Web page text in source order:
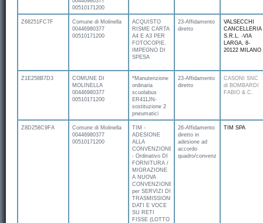
00510171200
Z68251FC7F
Comune di Molinella
00446980377
00510171200
ACQUISTO
RISME CARTA
A4 E A3 PER
FOTOCOPIE.
IMPEGNO DI
SPESA
23-Affidamento
diretto
VALSECCHI
CANCELLERIA
S.R.L. -VIA
LARGA, 8-
20122 MILANO
Z1E258B7D3
COMUNE DI
MOLINELLA
00446980377
00510171200
*Manutenzione
ordinaria
scuolabus
ER411JN-
sostituzione 2
pneumatici
23-Affidamento
diretto
CASONI SNC
di BOMBARDI
FABIO & C.
Z8D258C9FA
Comune di Molinella
00446980377
00510171200
TIM -
ADESIONE
ALLA
CONVENZIONE
- Ordinativo DI
FORNITURA /
MIGRAZIONE
A NUOVA
CONVENZIONE
per SERVIZI DI
TRASMISSIONE
DATI E VOCE
SU RETI
FISSE (LOTTO
26-Affidamento
diretto in
adesione ad
accordo
quadro/convenzione
TIM SPA